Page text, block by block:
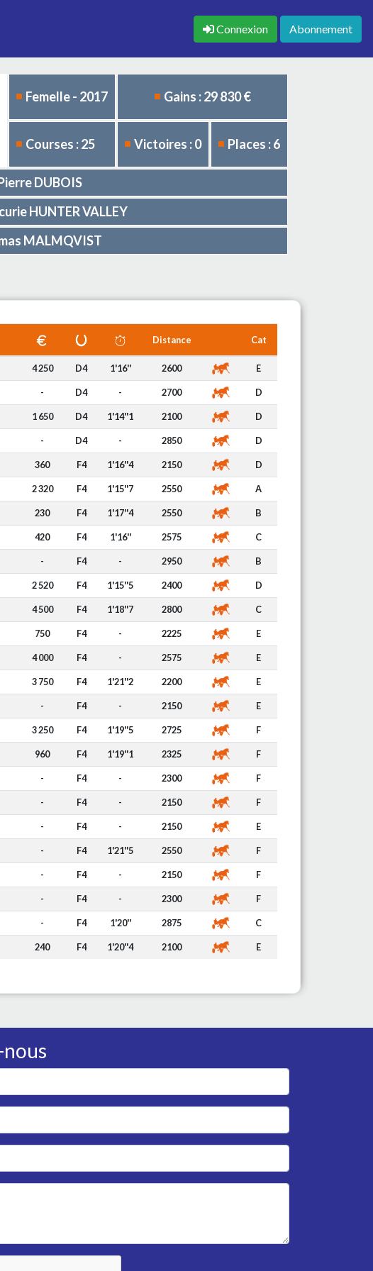
Connexion Abonnement
Femelle - 2017 Gains : 29 830 €
Courses : 25 Victoires : 0 Places : 6
DUBOIS
HUNTER VALLEY
MALMQVIST
Distance Cat
4 250 D4 1'16'' 2600 E
- D4 - 2700 D
1 650 D4 1'14''1 2100 D
- D4 - 2850 D
360 F4 1'16''4 2150 D
2 320 F4 1'15''7 2550 A
230 F4 1'17''4 2550 B
420 F4 1'16'' 2575 C
- F4 - 2950 B
2 520 F4 1'15''5 2400 D
4 500 F4 1'18''7 2800 C
750 F4 - 2225 E
4 000 F4 - 2575 E
3 750 F4 1'21''2 2200 E
- F4 - 2150 E
3 250 F4 1'19''5 2725 F
960 F4 1'19''1 2325 F
- F4 - 2300 F
- F4 - 2150 F
- F4 - 2150 E
- F4 1'21''5 2550 F
- F4 - 2150 F
- F4 - 2300 F
- F4 1'20'' 2875 C
240 F4 1'20''4 2100 E